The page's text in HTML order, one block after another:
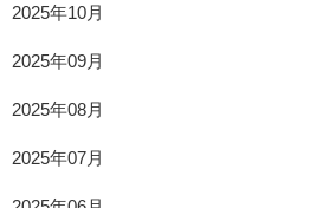
2025年10月
2025年09月
2025年08月
2025年07月